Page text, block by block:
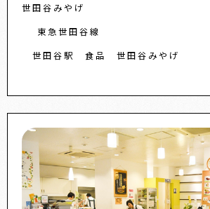
発したダックワーズやぜんざ...
世田谷みやげ
東急世田谷線
世田谷駅
食品 世田谷みやげ